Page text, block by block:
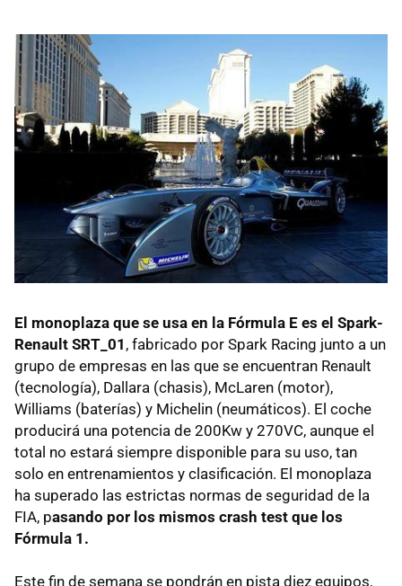
El monoplaza que se usa en la Fórmula E es el Spark-
Renault SRT_01 , fabricado por Spark Racing junto a un
grupo de empresas en las que se encuentran Renault
(tecnología), Dallara (chasis), McLaren (motor),
Williams (baterías) y Michelin (neumáticos). El coche
producirá una potencia de 200Kw y 270VC, aunque el
total no estará siempre disponible para su uso, tan
solo en entrenamientos y clasificación. El monoplaza
ha superado las estrictas normas de seguridad de la
FIA, pasando por los mismos crash test que los
Fórmula 1.
Este fin de semana se pondrán en pista diez equipos,